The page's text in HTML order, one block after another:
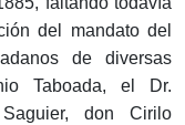
del man­dato del
de diversas
Taboada, el Dr.
don Cirilo